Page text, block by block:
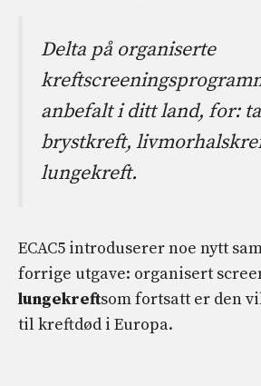
Delta på organiserte
anbefalt i ditt land, for:
brystkreft,
lungekreft.
ECAC5 introduserer noe nytt
forrige utgave: organisert
lungekreftsom fortsatt er den
til kreftdød i Europa.